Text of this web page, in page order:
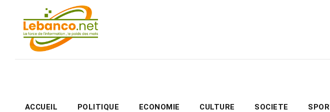
ACCUEIL POLITIQUE ECONOMIE CULTURE SOCIETE